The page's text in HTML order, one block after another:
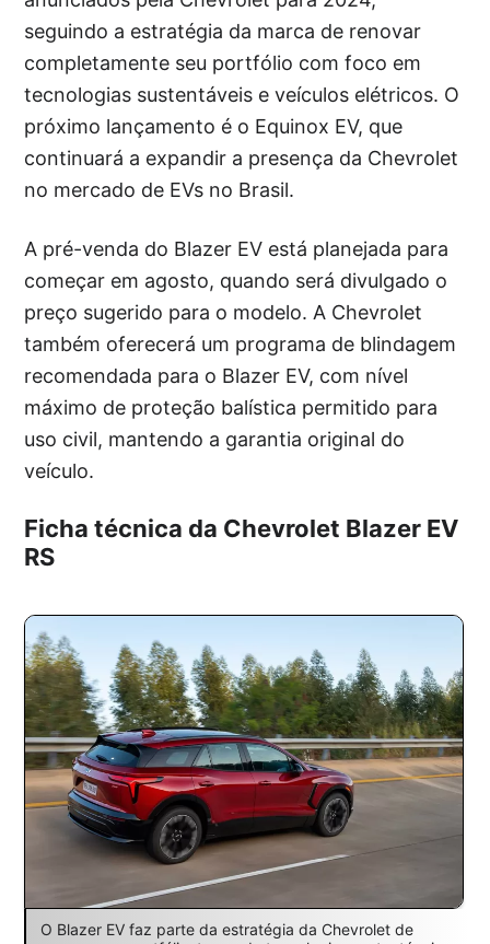
seguindo a estratégia da marca de renovar
completamente seu portfólio com foco em
tecnologias sustentáveis e veículos elétricos. O
próximo lançamento é o Equinox EV, que
continuará a expandir a presença da Chevrolet
no mercado de EVs no Brasil.
A pré-venda do Blazer EV está planejada para
começar em agosto, quando será divulgado o
preço sugerido para o modelo. A Chevrolet
também oferecerá um programa de blindagem
recomendada para o Blazer EV, com nível
máximo de proteção balística permitido para
uso civil, mantendo a garantia original do
veículo.
Ficha técnica da Chevrolet Blazer EV
RS
O Blazer EV faz parte da estratégia da Chevrolet de